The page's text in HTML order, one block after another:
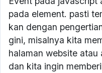
pada element. pasti
kan dengan
gini, misalnya kita
halaman website
dan kita ingin